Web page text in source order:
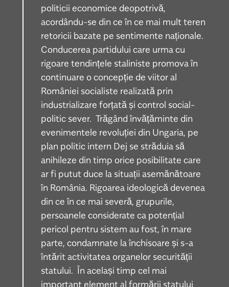
politicii economice deopotrivă,
acordându-se din ce în ce mai mult teren
retoricii bazate pe sentimente naționale.
Conducerea partidului care urma cu
rigoare tendințele staliniste promova în
continuare o concepție de viitor al
României socialiste realizată prin
industrializare forțată și control social-
politic sever. Trăgând învățăminte din
evenimentele revoluției din Ungaria, pe
plan politic intern Dej se străduia să
anihileze din timp orice posibilitate care
ar fi putut duce la situații asemănătoare
în România. Rigoarea ideologică devenea
din ce în ce mai severă, grupurile,
persoanele considerate ca potențial
pericol pentru sistem au fost, în mare
parte, condamnate la închisoare și s-a
întărit activitatea organelor securității
statului. În același timp cel mai
important element al formării statului